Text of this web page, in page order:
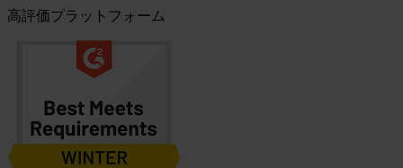
高評価プラットフォーム